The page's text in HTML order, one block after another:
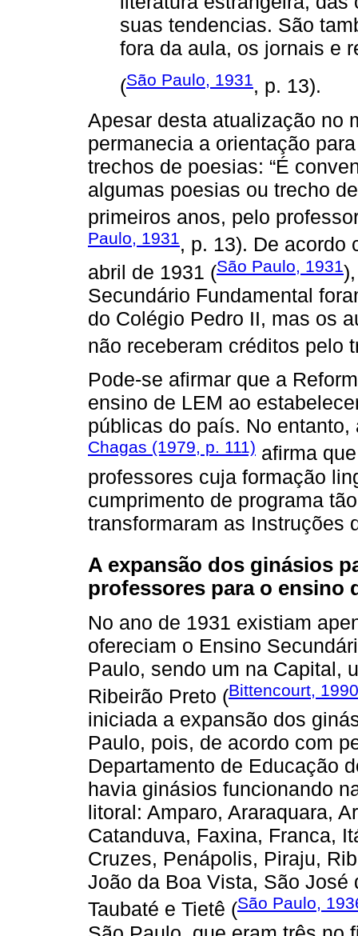
suas tendencias. São
fora da aula, os jornais e
(São Paulo, 1931, p. 13).
Apesar desta atualização no
permanecia a orientação
trechos de poesias: “É
algumas poesias ou trecho
primeiros anos, pelo
Paulo, 1931, p. 13). De acordo
abril de 1931 (São Paulo, 1931
Secundário Fundamental
do Colégio Pedro II, mas os
não receberam créditos pelo
Pode-se afirmar que a
ensino de LEM ao
públicas do país. No
Chagas (1979, p. 111) afirma
professores cuja formação
cumprimento de programa
transformaram as Instruções
A expansão dos ginásios
professores para o ensino
No ano de 1931 existiam
ofereciam o Ensino
Paulo, sendo um na Capital,
Ribeirão Preto (Bittencourt, 1990
iniciada a expansão dos
Paulo, pois, de acordo com
Departamento de Educação
havia ginásios funcionando
litoral: Amparo, Araraquara,
Catanduva, Faxina, Franca,
Cruzes, Penápolis, Piraju,
João da Boa Vista, São José
Taubaté e Tietê (São Paulo,